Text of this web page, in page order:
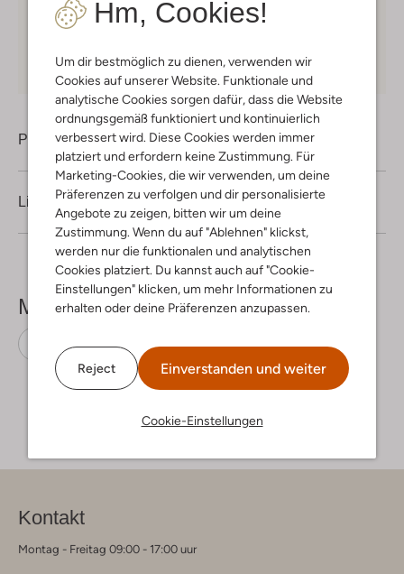
Hm, Cookies!
Um dir bestmöglich zu dienen, verwenden wir
Cookies auf unserer Website. Funktionale und
analytische Cookies sorgen dafür, dass die Website
ordnungsgemäß funktioniert und kontinuierlich
verbessert wird. Diese Cookies werden immer
platziert und erfordern keine Zustimmung. Für
Marketing-Cookies, die wir verwenden, um deine
Präferenzen zu verfolgen und dir personalisierte
Angebote zu zeigen, bitten wir um deine
Zustimmung. Wenn du auf "Ablehnen" klickst,
werden nur die funktionalen und analytischen
Cookies platziert. Du kannst auch auf "Cookie-
Einstellungen" klicken, um mehr Informationen zu
erhalten oder deine Präferenzen anzupassen.
Reject Einverstanden und weiter
Cookie-Einstellungen
Mitglieder in Deutschland
Produktinformation
Lieferung & Rückgabe
Mehr sehen
Flache Sandalen Dr Martens Nubuk
Kontakt
Montag - Freitag 09:00 - 17:00 uur